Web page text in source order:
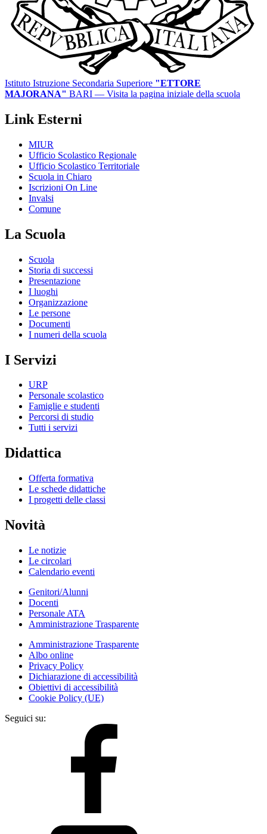
Istituto Istruzione Secondaria Superiore "ETTORE
MAJORANA" BARI — Visita la pagina iniziale della scuola
Link Esterni
MIUR
Ufficio Scolastico Regionale
Ufficio Scolastico Territoriale
Scuola in Chiaro
Iscrizioni On Line
Invalsi
Comune
La Scuola
Scuola
Storia di successi
Presentazione
I luoghi
Organizzazione
Le persone
Documenti
I numeri della scuola
I Servizi
URP
Personale scolastico
Famiglie e studenti
Percorsi di studio
Tutti i servizi
Didattica
Offerta formativa
Le schede didattiche
I progetti delle classi
Novità
Le notizie
Le circolari
Calendario eventi
Genitori/Alunni
Docenti
Personale ATA
Amministrazione Trasparente
Amministrazione Trasparente
Albo online
Privacy Policy
Dichiarazione di accessibilità
Obiettivi di accessibilità
Cookie Policy (UE)
Seguici su: